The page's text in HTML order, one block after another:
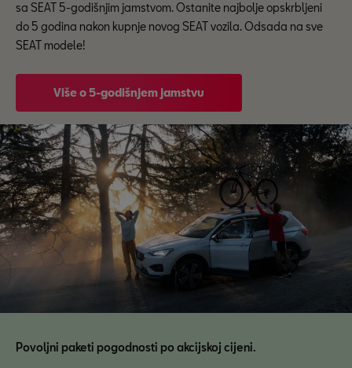
sa SEAT 5-godišnjim jamstvom. Ostanite najbolje opskrbljeni
do 5 godina nakon kupnje novog SEAT vozila. Odsada na sve
SEAT modele!
Više o 5-godišnjem jamstvu
Povoljni paketi pogodnosti po akcijskoj cijeni.